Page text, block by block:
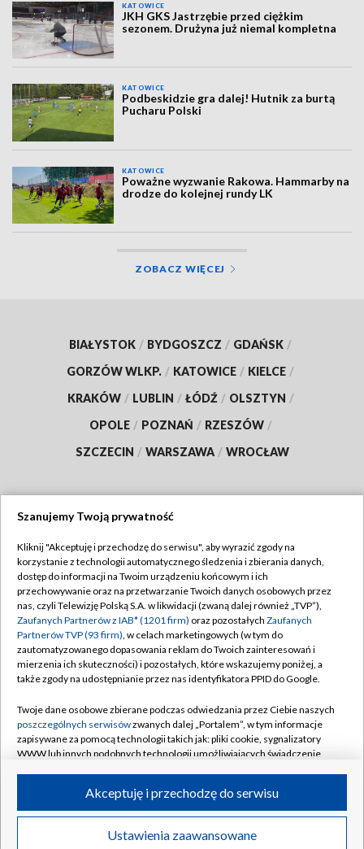
KATOWICE
JKH GKS Jastrzębie przed ciężkim
sezonem. Drużyna już niemal kompletna
KATOWICE
Podbeskidzie gra dalej! Hutnik za burtą
Pucharu Polski
KATOWICE
Poważne wyzwanie Rakowa. Hammarby na
drodze do kolejnej rundy LK
ZOBACZ WIĘCEJ
BIAŁYSTOK / BYDGOSZCZ / GDAŃSK /
GORZÓW WLKP. / KATOWICE / KIELCE /
KRAKÓW / LUBLIN / ŁÓDŹ / OLSZTYN /
OPOLE / POZNAŃ / RZESZÓW /
SZCZECIN / WARSZAWA / WROCŁAW
TVP
Abonament TVP
Emisja w TVP
Centrum informacji TVP
Naziemna Telewizja Cyfrowa
Rada Programowa
System NOS
Informacje o nadawcy
Program dla prasy
Regulamin TVP
Polityka prywatności
Moje zgody
Pomoc
Kontakt
Kanały
©2026 Telewizja Polska S.A. w likwidacji
Szanujemy Twoją prywatność
Kliknij "Akceptuję i przechodzę do serwisu", aby wyrazić zgody na
korzystanie z technologii automatycznego śledzenia i zbierania danych,
dostęp do informacji na Twoim urządzeniu końcowym i ich
przechowywanie oraz na przetwarzanie Twoich danych osobowych przez
nas, czyli Telewizję Polską S.A. w likwidacji (zwaną dalej również „TVP”),
Zaufanych Partnerów z IAB* (1201 firm) oraz pozostałych Zaufanych
Partnerów TVP (93 firm), w celach marketingowych (w tym do
zautomatyzowanego dopasowania reklam do Twoich zainteresowań i
mierzenia ich skuteczności) i pozostałych, które wskazujemy poniżej, a
także zgody na udostępnianie przez nas identyfikatora PPID do Google.
Twoje dane osobowe zbierane podczas odwiedzania przez Ciebie naszych
poszczególnych serwisówzwanych dalej „Portalem”, w tym informacje
zapisywane za pomocą technologii takich jak: pliki cookie, sygnalizatory
WWW lub innych podobnych technologii umożliwiających świadczenie
ruchu w Internecie.
Twoje dane osobowe zbierane podczas odwiedzania przez Ciebie
poszczególnych serwisówna Portalu, takie jak adresy IP, identyfikatory
Ustawienia zaawansowane
Akceptuję i przechodzę do serwisu